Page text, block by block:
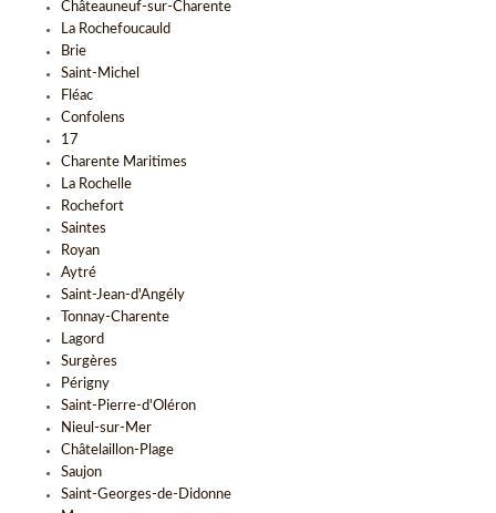
Châteauneuf-sur-Charente
La Rochefoucauld
Brie
Saint-Michel
Fléac
Confolens
17
Charente Maritimes
La Rochelle
Rochefort
Saintes
Royan
Aytré
Saint-Jean-d'Angély
Tonnay-Charente
Lagord
Surgères
Périgny
Saint-Pierre-d'Oléron
Nieul-sur-Mer
Châtelaillon-Plage
Saujon
Saint-Georges-de-Didonne